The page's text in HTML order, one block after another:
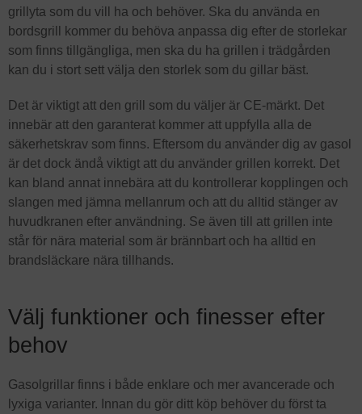
grillyta som du vill ha och behöver. Ska du använda en
bordsgrill kommer du behöva anpassa dig efter de storlekar
som finns tillgängliga, men ska du ha grillen i trädgården
kan du i stort sett välja den storlek som du gillar bäst.
Det är viktigt att den grill som du väljer är CE-märkt. Det
innebär att den garanterat kommer att uppfylla alla de
säkerhetskrav som finns. Eftersom du använder dig av gasol
är det dock ändå viktigt att du använder grillen korrekt. Det
kan bland annat innebära att du kontrollerar kopplingen och
slangen med jämna mellanrum och att du alltid stänger av
huvudkranen efter användning. Se även till att grillen inte
står för nära material som är brännbart och ha alltid en
brandsläckare nära tillhands.
Välj funktioner och finesser efter
behov
Gasolgrillar finns i både enklare och mer avancerade och
lyxiga varianter. Innan du gör ditt köp behöver du först ta